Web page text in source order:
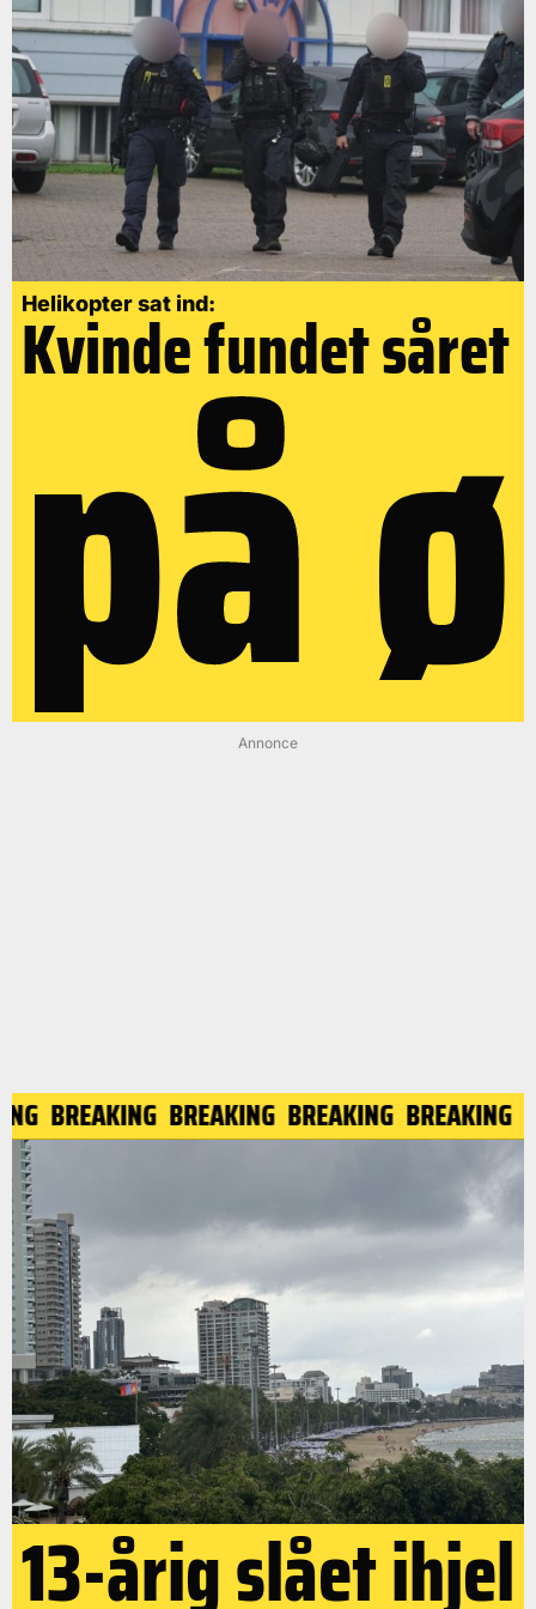
Helikopter sat ind:
Kvinde fundet såret
på ø
Annonce
BREAKING BREAKING BREAKING BREAKING
13-årig slået ihjel